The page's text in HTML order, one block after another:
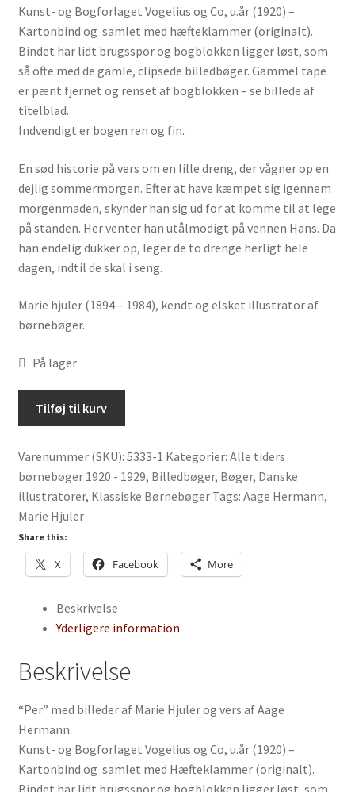
Kunst- og Bogforlaget Vogelius og Co, u.år (1920) –
Kartonbind og samlet med hæfteklammer (originalt).
Bindet har lidt brugsspor og bogblokken ligger løst, som
så ofte med de gamle, clipsede billedbøger. Gammel tape
er pænt fjernet og renset af bogblokken – se billede af
titelblad.
Indvendigt er bogen ren og fin.
En sød historie på vers om en lille dreng, der vågner op en
dejlig sommermorgen. Efter at have kæmpet sig igennem
morgenmaden, skynder han sig ud for at komme til at lege
på standen. Her venter han utålmodigt på vennen Hans. Da
han endelig dukker op, leger de to drenge herligt hele
dagen, indtil de skal i seng.
Marie hjuler (1894 – 1984), kendt og elsket illustrator af
børnebøger.
På lager
Hjuler
og
Aage
Hermann
antal
Tilføj til kurv
Varenummer (SKU): 5333-1 Kategorier: Alle tiders
børnebøger 1920 - 1929, Billedbøger, Bøger, Danske
illustratorer, Klassiske Børnebøger Tags: Aage Hermann,
Marie Hjuler
Share this:
X Facebook More
Beskrivelse
Yderligere information
Beskrivelse
“Per” med billeder af Marie Hjuler og vers af Aage
Hermann.
Kunst- og Bogforlaget Vogelius og Co, u.år (1920) –
Kartonbind og samlet med Hæfteklammer (originalt).